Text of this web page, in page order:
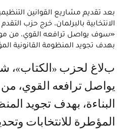
بعد تقديم مشاريع القوانين
الانتخابية بالبرلمان، خرج حزب
«سوف يواصل ترافعه القوي، من
بهدف تجويد المنظومة القانونية
بلاغ لحزب «الكتاب»، شدد أنه «سوف
يواصل ترافعه القوي،
البناءة، بهدف تجويد
المؤطرة للانتخابات